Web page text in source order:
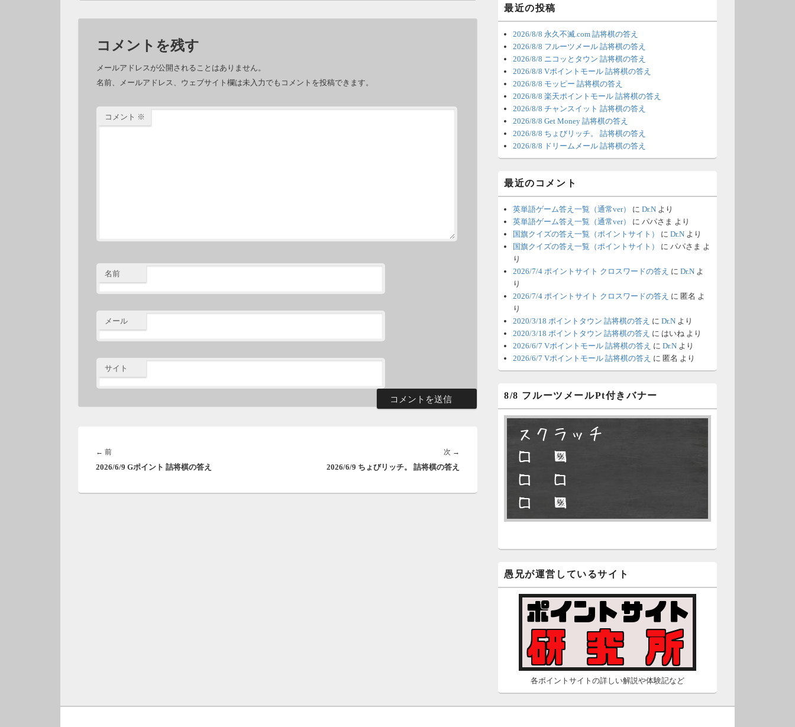
コメントを残す
メールアドレスが公開されることはありません。
名前、メールアドレス、ウェブサイト欄は未入力でもコメントを投稿できます。
コメント ※
名前
メール
サイト
稿
ナ
← 前前
の
2026/6/9 Gポイント 詰将棋の答え
次 →
2026/6/9 ちょびリッチ。 詰将棋の答え
時間の都合が付かないため、7月5
日の更新は休みます。申し訳あり
ません。
6/22 2:12（Dr.N）
ちょびリッチが10：00までメンテ
ナンスとのことなので、本日分の
更新は難しいかもしれません。
6/20 18:45（Dr.N）
ってしまいそうです。申し訳ござ
いません。
6/18 1:39 （Dr.N）
時間の都合が付かないため、6月18
日の更新は休みます。申し訳あり
ません。
6/8 4:39 （Dr.N）
Vポイントモールが6：00までメン
テナンスとのことなので、本日分
の更新は難しいかもしれません。
明日、6月7日分の更新は昼頃にな
ってしまいそうです。申し訳ござ
いません。
6/2 10:04
永久不滅.comの本日分の更新が完
了しました。
6/2 2:22（Dr.N）
新は難しいかもしれません。
5/26 2:52（Dr.N）
時間の都合が付かないため、5月26
日の更新は休みます。申し訳あり
ません。
5/23 16:32（Dr.N）
最近の投稿
2026/8/8 永久不滅.com 詰将棋の答え
2026/8/8 フルーツメール 詰将棋の答え
2026/8/8 ニコッとタウン 詰将棋の答え
2026/8/8 Vポイントモール 詰将棋の答え
2026/8/8 モッピー 詰将棋の答え
2026/8/8 楽天ポイントモール 詰将棋の答え
2026/8/8 チャンスイット 詰将棋の答え
2026/8/8 Get Money 詰将棋の答え
2026/8/8 ちょびリッチ。 詰将棋の答え
2026/8/8 ドリームメール 詰将棋の答え
最近のコメント
英単語ゲーム答え一覧（通常ver） に Dr.N より
英単語ゲーム答え一覧（通常ver）
に パパさま より
国旗クイズの答え一覧（ポイントサイト）
に Dr.N より
国旗クイズの答え一覧（ポイントサイト）
に パパさま よ
り
2026/7/4 ポイントサイト クロスワードの答え に Dr.N よ
り
2026/7/4 ポイントサイト クロスワードの答え に 匿名 よ
り
2020/3/18 ポイントタウン 詰将棋の答え に Dr.N より
2020/3/18 ポイントタウン 詰将棋の答え に はいね より
2026/6/7 Vポイントモール 詰将棋の答え に Dr.N より
2026/6/7 Vポイントモール 詰将棋の答え に 匿名 より
8/8 フルーツメールPt付きバナー
スクラッチ
□ ■
□ □
□ ■
□ ■
□ ■
□ □
愚兄が運営しているサイト
各ポイントサイトの詳しい解説や体験記など